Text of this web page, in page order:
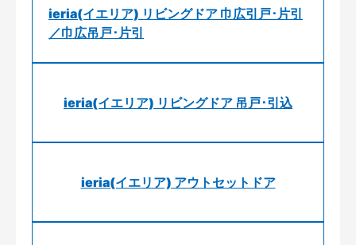
ieria(イエリア) リビングドア 巾広引戸･片引
／巾広吊戸･片引
ieria(イエリア) リビングドア 吊戸･引込
ieria(イエリア) アウトセットドア